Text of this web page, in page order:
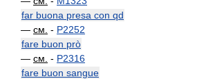
far buona presa con qd
— см. - P2252
fare buon prò
— см. - P2316
fare buon sangue